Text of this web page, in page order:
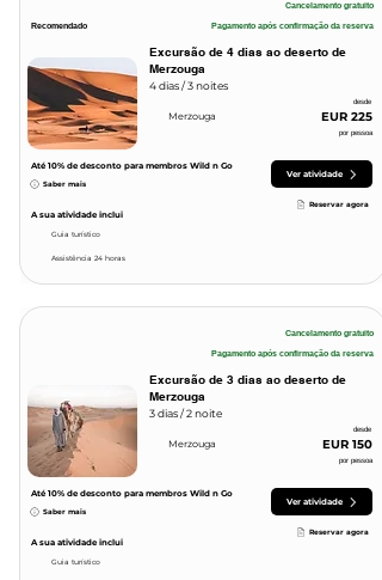
Cancelamento gratuito
Recomendado Pagamento após confirmação da reserva
Excursão de 4 dias ao deserto de
Merzouga
4 dias / 3 noites
Merzouga EUR 225
desde
por pessoa
Até 10% de desconto para membros Wild n Go
Saber mais
A sua atividade inclui
Guia turístico
Assistência 24 horas
Ver atividade
Reservar agora
Cancelamento gratuito
Pagamento após confirmação da reserva
Excursão de 3 dias ao deserto de
Merzouga
3 dias / 2 noite
Merzouga EUR 150
desde
por pessoa
Até 10% de desconto para membros Wild n Go
Saber mais
A sua atividade inclui
Guia turístico
Ver atividade
Reservar agora